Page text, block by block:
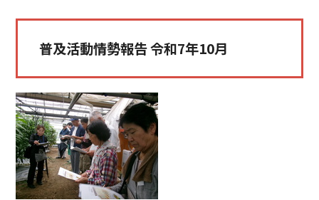
普及活動情勢報告 令和7年10月